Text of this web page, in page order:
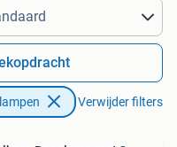
Verwijder filters